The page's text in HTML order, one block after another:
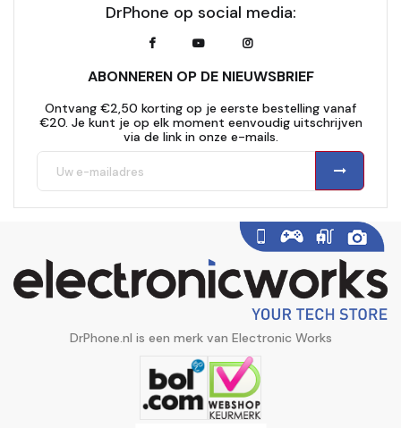
DrPhone op social media:
ABONNEREN OP DE NIEUWSBRIEF
Ontvang €2,50 korting op je eerste bestelling vanaf
€20. Je kunt je op elk moment eenvoudig uitschrijven
via de link in onze e-mails.
DrPhone.nl is een merk van Electronic Works